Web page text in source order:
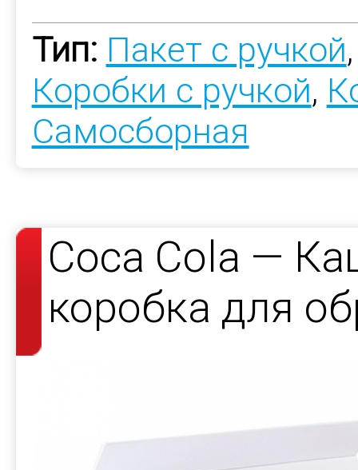
Тип: Пакет с ручкой
Коробки с ручкой,
Самосборная
Coca Cola —
коробка для